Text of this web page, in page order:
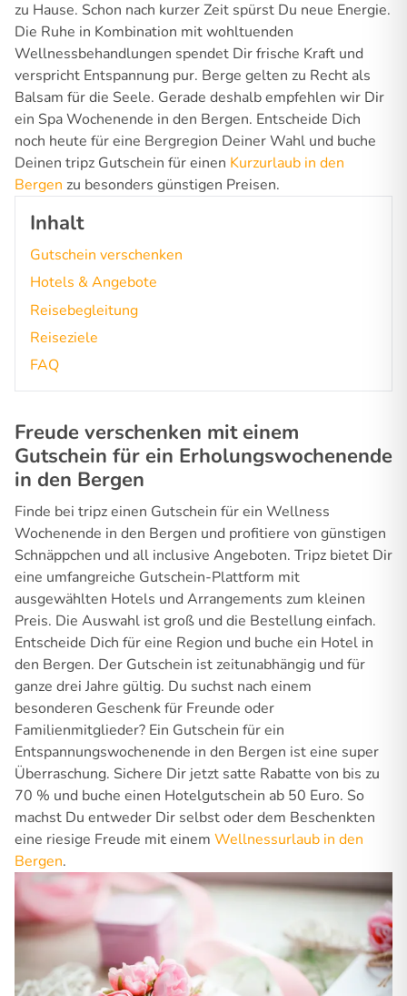
zu Hause. Schon nach kurzer Zeit spürst Du neue Energie.
Die Ruhe in Kombination mit wohltuenden
Wellnessbehandlungen spendet Dir frische Kraft und
verspricht Entspannung pur. Berge gelten zu Recht als
Balsam für die Seele. Gerade deshalb empfehlen wir Dir
ein Spa Wochenende in den Bergen. Entscheide Dich
noch heute für eine Bergregion Deiner Wahl und buche
Deinen tripz Gutschein für einen Kurzurlaub in den
Bergen zu besonders günstigen Preisen.
Inhalt
Gutschein verschenken
Hotels & Angebote
Reisebegleitung
Reiseziele
FAQ
Freude verschenken mit einem
Gutschein für ein Erholungswochenende
in den Bergen
Finde bei tripz einen Gutschein für ein Wellness
Wochenende in den Bergen und profitiere von günstigen
Schnäppchen und all inclusive Angeboten. Tripz bietet Dir
eine umfangreiche Gutschein-Plattform mit
ausgewählten Hotels und Arrangements zum kleinen
Preis. Die Auswahl ist groß und die Bestellung einfach.
Entscheide Dich für eine Region und buche ein Hotel in
den Bergen. Der Gutschein ist zeitunabhängig und für
ganze drei Jahre gültig. Du suchst nach einem
besonderen Geschenk für Freunde oder
Familienmitglieder? Ein Gutschein für ein
Entspannungswochenende in den Bergen ist eine super
Überraschung. Sichere Dir jetzt satte Rabatte von bis zu
70 % und buche einen Hotelgutschein ab 50 Euro. So
machst Du entweder Dir selbst oder dem Beschenkten
eine riesige Freude mit einem Wellnessurlaub in den
Bergen.